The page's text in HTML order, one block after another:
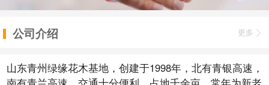
公司介绍 更多
山东青州绿缘花木基地，创建于1998年，北有青银高速，